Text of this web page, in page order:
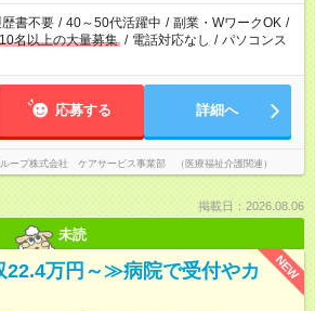
派遣の原則禁止）により、短時間・短期間の就
しい場合があります
歴書不要 / 40～50代活躍中 / 副業・WワークOK /
10名以上の大量募集 / 電話対応なし / パソコンス
応募する 詳細へ
ープ株式会社 ケアサービス事業部 （医療福祉介護関連）
掲載日：2026.08.06
未読
NEW
万円～≫病院で受付やカ